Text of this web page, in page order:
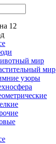
12
мир
мир
узоры